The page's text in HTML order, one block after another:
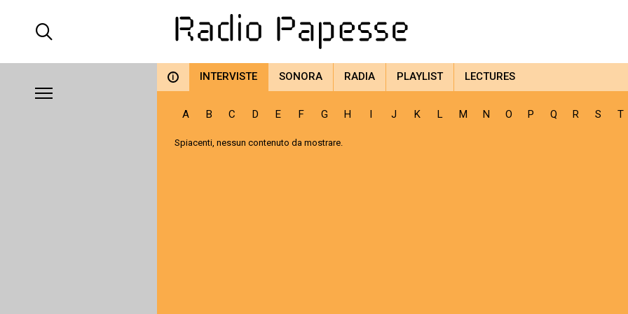
i INTERVISTE SONORA RADIA PLAYLIST LECTURES
A B C D E F G H I J K L M N O P Q R S T
Spiacenti, nessun contenuto da mostrare.